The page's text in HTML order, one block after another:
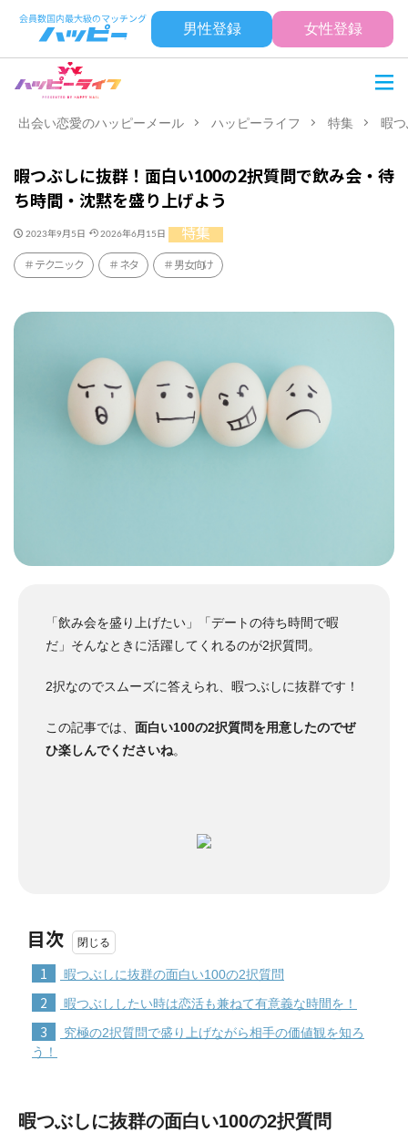
男性登録 女性登録
出会い恋愛のハッピーメール ハッピーライフ 特集 暇
暇つぶしに抜群！面白い100の2択質問で飲み会・待
ち時間・沈黙を盛り上げよう
2023年9月5日 2026年6月15日 特集
テクニック ネタ 男女向け
「飲み会を盛り上げたい」「デートの待ち時間で暇
だ」そんなときに活躍してくれるのが2択質問。
2択なのでスムーズに答えられ、暇つぶしに抜群です！
この記事では、 面白い100の2択質問を用意したのでぜ
ひ楽しんでくださいね。
目次
1 暇つぶしに抜群の面白い100の2択質問
2 暇つぶししたい時は恋活も兼ねて有意義な時間を！
3
究極の2択質問で盛り上げながら相手の価値観を知ろ
う！
暇つぶしに抜群の面白い100の2択質問